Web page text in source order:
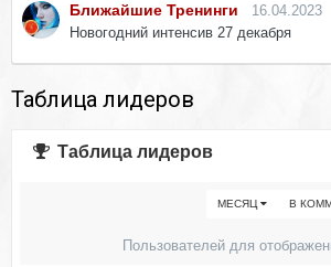
Ближайшие Тренинги
16.04.2023
Новогодний интенсив 27 декабря
Таблица лидеров
Таблица лидеров
В
МЕСЯЦ
Пользователей для